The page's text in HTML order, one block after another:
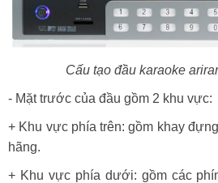
Cấu tạo đầu karaoke
- Mặt trước của đầu gồm 2 khu vực:
+ Khu vực phía trên: gồm khay
hãng.
+ Khu vực phía dưới: gồm các